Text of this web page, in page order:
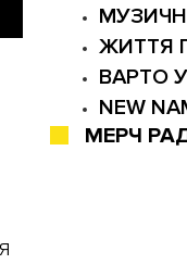
ЖИТТЯ
ВАРТО
NEW
МЕРЧ